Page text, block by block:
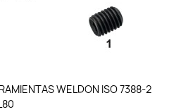
WELDON ISO 7388-2